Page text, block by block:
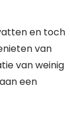
en toch
van
van weinig
een